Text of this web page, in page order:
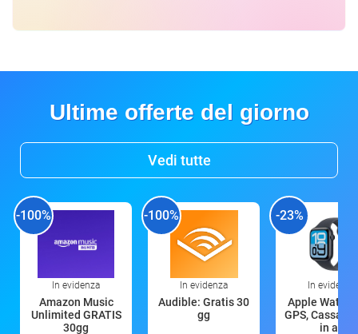
Ultime offerte del giorno
Vedi tutte
-100%
In evidenza
Amazon Music
Unlimited GRATIS
30gg
-100%
In evidenza
Audible: Gratis 30
gg
-23%
In evidenza
Apple Watch
GPS, Cassa
in all